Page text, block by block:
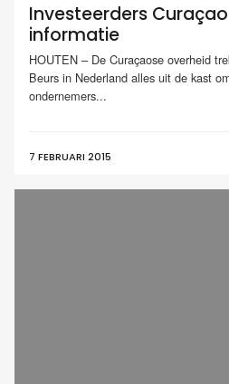
Investeerders
informatie
HOUTEN – De Curaçaose overheid
Beurs in Nederland alles uit de kast
ondernemers...
7 FEBRUARI 2015